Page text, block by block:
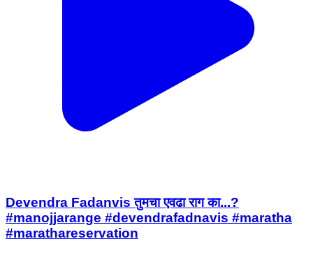
Devendra Fadanvis तुमचा एवढा राग का...?
#manojjarange #devendrafadnavis #maratha
#marathareservation